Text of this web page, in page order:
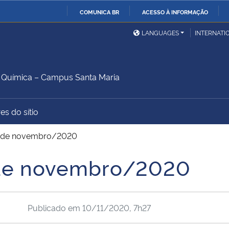
COMUNICA BR ACESSO À INFORMAÇÃO
Ministério da Defesa
Ministério das Relações
Exteriores
Ministério do
Desenvolvimento Regional
Advocacia-Geral da União Banco Central do Brasil
LANGUAGES
– Campus Santa Maria
do sítio
de novembro/2020
novembro/2020
Publicado em 10/11/2020, 7h27